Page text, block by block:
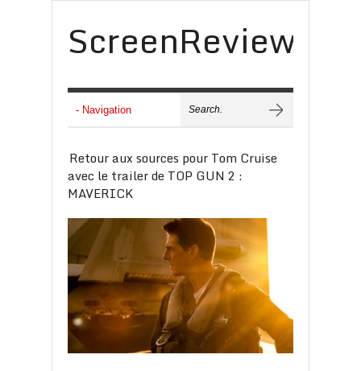
ScreenReview
Retour aux sources pour Tom Cruise
avec le trailer de TOP GUN 2 :
MAVERICK